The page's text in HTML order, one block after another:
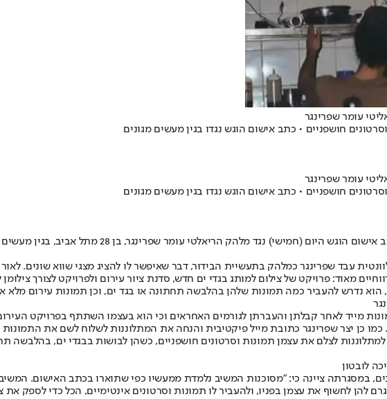
עומר שפרינגר
עומר שפרינגר
מאוד: פרויקט של צילום למותג בגדי ים חדש, סדנת ציור עירום ולפרויקט לצורך
נדרש להעביר כמה תמונות שלהן בהלבשה תחתונה או בגד ים, וכן תמונות עירום מלא
מייד לאחר קבלתן והעברתן לגורמים האחראים וכי הוא בעצמו השתתף בפרויקט
כמו כן יצר שפרינגר כתובת מייל פיקטיבית והנחה את המתלוננות לשלוח לשם את
לצלם את עצמן תמונות וסרטונים חושפניים, כשהן לבושות בבגדי ים, בהלבשה
לובטון
ציינה כי: "מסוכנות המשיב נלמדת ממעשיו כפי שתוארו בכתב האישום.
להן לחשוף את עצמן בפניו, ולהעביר לו תמונות וסרטונים אינטימיים, הכל כדי לספק את